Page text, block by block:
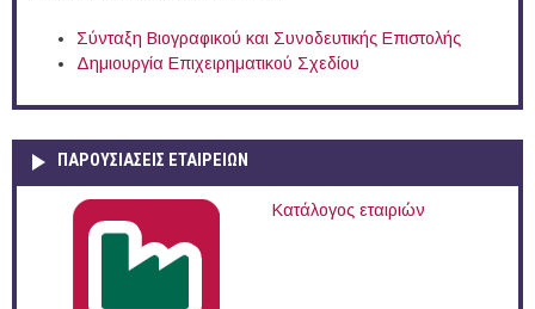
Σύνταξη Βιογραφικού και Συνοδευτικής Επιστολής
Δημιουργία Επιχειρηματικού Σχεδίου
ΠΑΡΟΥΣΙΆΣΕΙΣ ΕΤΑΙΡΕΙΏΝ
Κατάλογος εταιριών